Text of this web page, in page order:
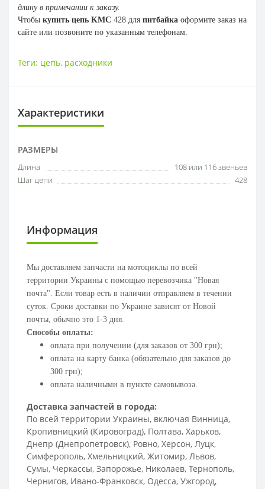
длину в примечании к заказу.
Чтобы купить цепь KMC 428 для питбайка оформите заказ на
сайте или позвоните по указанным телефонам.
Теги: цепь, расходники
Характеристики
РАЗМЕРЫ
Длина
108 или 116 звеньев
Шаг цепи
428
Информация
Мы доставляем запчасти на мотоциклы по всей
территории Украины с помощью перевозчика "Новая
почта". Если товар есть в наличии отправляем в течении
суток. Сроки доставки по Украине зависят от Новой
почты, обычно это 1-3 дня.
Способы оплаты:
оплата при получении (для заказов от 300 грн);
оплата на карту банка (обязательно для заказов до
300 грн);
оплата наличными в пункте самовывоза.
Доставка запчастей в города:
По всей территории Украины, включая Винница,
Кропивницкий (Кировоград), Полтава, Харьков,
Днепр (Днепропетровск), Ровно, Херсон, Луцк,
Симферополь, Хмельницкий, Житомир, Львов,
Сумы, Черкассы, Запорожье, Николаев, Тернополь,
Чернигов, Ивано-Франковск, Одесса, Ужгород,